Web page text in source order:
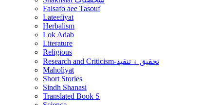
Falsafo aee Tasouf
Lateefiyat
Herbalism
Lok Adab
Literature
Religious
Research and Criticism-تحقيق ۽ تنقيد
Maholiyat
Short Stories
Sindh Shanasi
Translated Book S